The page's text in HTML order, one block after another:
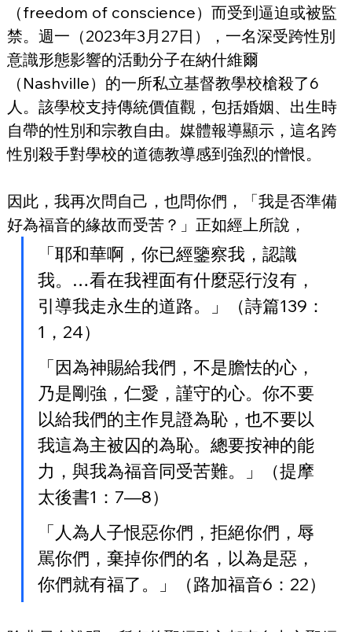
（freedom of conscience）而受到逼迫或被監
禁。週一（2023年3月27日），一名深受跨性別
意識形態影響的活動分子在納什維爾
（Nashville）的一所私立基督教學校槍殺了6
人。該學校支持傳統價值觀，包括婚姻、出生時
自帶的性別和宗教自由。媒體報導顯示，這名跨
性別殺手對學校的道德教導感到強烈的憎恨。
因此，我再次問自己，也問你們，「我是否準備
好為福音的緣故而受苦？」正如經上所說，
「耶和華啊，你已經鑒察我，認識
我。…看在我裡面有什麼惡行沒有，
引導我走永生的道路。」（詩篇139：
1，24）
「因為神賜給我們，不是膽怯的心，
乃是剛強，仁愛，謹守的心。你不要
以給我們的主作見證為恥，也不要以
我這為主被囚的為恥。總要按神的能
力，與我為福音同受苦難。」（提摩
太後書1：7—8）
「人為人子恨惡你們，拒絕你們，辱
駡你們，棄掉你們的名，以為是惡，
你們就有福了。」（路加福音6：22）